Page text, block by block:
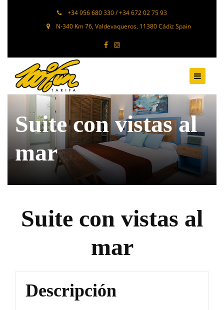
+34 956 680 330 / +34 672 02 75 93
N-340 Km 76, Valdevaqueros, 11380 Cádiz Spain
Suite con vistas al
mar
Suite con vistas al
mar
Descripción